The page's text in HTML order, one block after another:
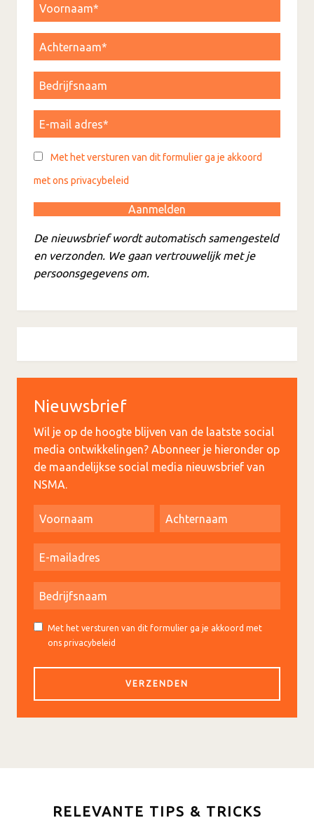
Met het versturen van dit formulier ga je akkoord
met ons privacybeleid
De nieuwsbrief wordt automatisch samengesteld
en verzonden. We gaan vertrouwelijk met je
persoonsgegevens om.
Nieuwsbrief
Wil je op de hoogte blijven van de laatste social
media ontwikkelingen? Abonneer je hieronder op
de maandelijkse social media nieuwsbrief van
NSMA.
Met het versturen van dit formulier ga je akkoord met
ons privacybeleid
RELEVANTE TIPS & TRICKS